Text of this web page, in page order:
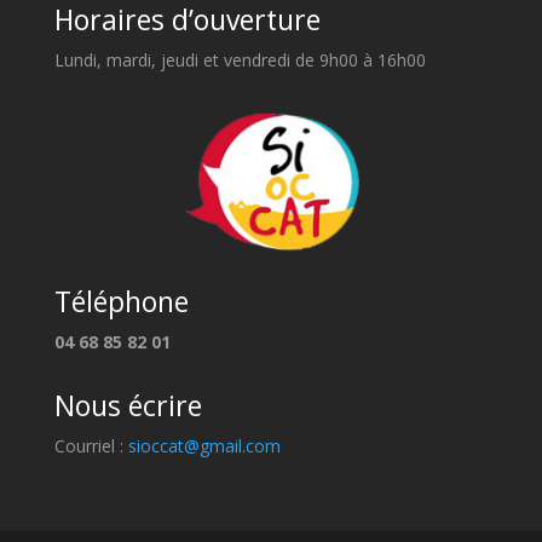
Horaires d’ouverture
Lundi, mardi, jeudi et vendredi de 9h00 à 16h00
Téléphone
04 68 85 82 01
Nous écrire
Courriel : sioccat@gmail.com